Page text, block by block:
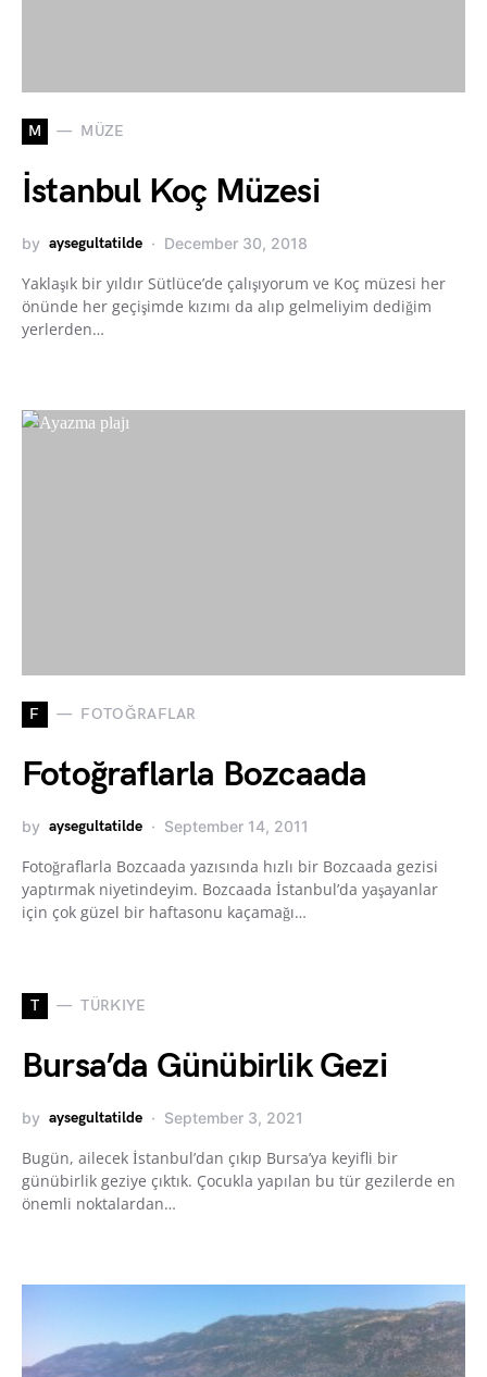
M MÜZE
İstanbul Koç Müzesi
by aysegultatilde December 30, 2018
Yaklaşık bir yıldır Sütlüce’de çalışıyorum ve Koç müzesi her
önünde her geçişimde kızımı da alıp gelmeliyim dediğim
yerlerden…
F FOTOĞRAFLAR
Fotoğraflarla Bozcaada
by aysegultatilde September 14, 2011
Fotoğraflarla Bozcaada yazısında hızlı bir Bozcaada gezisi
yaptırmak niyetindeyim. Bozcaada İstanbul’da yaşayanlar
için çok güzel bir haftasonu kaçamağı…
T TÜRKIYE
Bursa’da Günübirlik Gezi
by aysegultatilde September 3, 2021
Bugün, ailecek İstanbul’dan çıkıp Bursa’ya keyifli bir
günübirlik geziye çıktık. Çocukla yapılan bu tür gezilerde en
önemli noktalardan…